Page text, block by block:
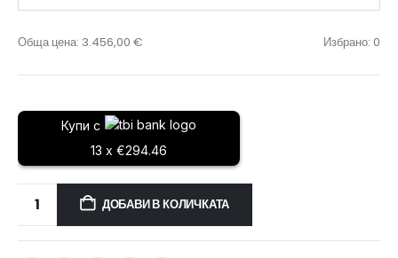
Обща цена: 3.456,00 € Избрано: 0
Купи с
13 x €294.46
ДОБАВИ В КОЛИЧКАТА